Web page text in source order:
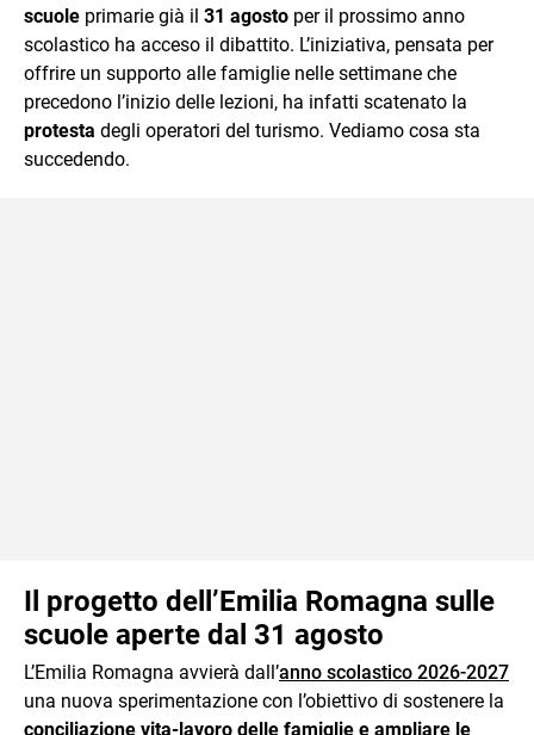
scuole primarie già il 31 agosto per il prossimo anno
scolastico ha acceso il dibattito. L’iniziativa, pensata per
offrire un supporto alle famiglie nelle settimane che
precedono l’inizio delle lezioni, ha infatti scatenato la
protesta degli operatori del turismo. Vediamo cosa sta
succedendo.
Il progetto dell’Emilia Romagna sulle
scuole aperte dal 31 agosto
L’Emilia Romagna avvierà dall’anno scolastico 2026-2027
una nuova sperimentazione con l’obiettivo di sostenere la
conciliazione vita-lavoro delle famiglie e ampliare le